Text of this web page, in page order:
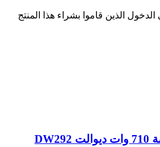
الذين قاموا بشراء هذا المنتج